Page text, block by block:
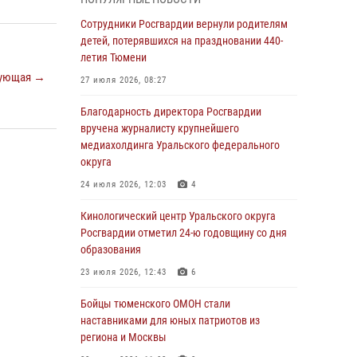
→
напоминают о мерах безопасности
06 августа 2026, 12:33 2
области» в рамках акции «Храним огонь
06 августа 2026, 04:41 3
Росгвардейцы в Тюменской области почтили
Яковлева
05 августа 2026, 11:03 4
В Тюмени офицер Росгвардии в радиоэфире
владения оружием
05 августа 2026, 09:56 2
Военнослужащие Росгвардии сбили дрон-
Сотрудники Росгвардии вернули родителям
детей, потерявшихся на праздновании 440-
летия Тюмени
27 июля 2026, 08:27
Благодарность директора Росгвардии
вручена журналисту крупнейшего
медиахолдинга Уральского федерального
округа
24 июля 2026, 12:03 4
Кинологический центр Уральского округа
Росгвардии отметил 24-ю годовщину со дня
образования
23 июля 2026, 12:43 6
Бойцы тюменского ОМОН стали
наставниками для юных патриотов из
региона и Москвы